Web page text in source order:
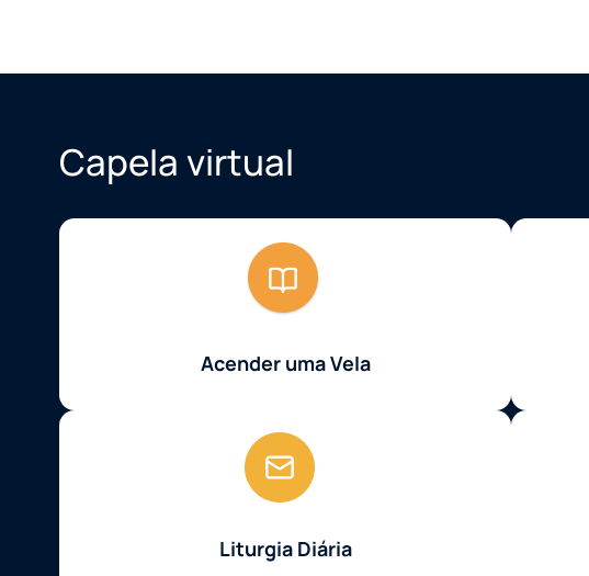
Capela virtual
Acender uma Vela
Liturgia Diária